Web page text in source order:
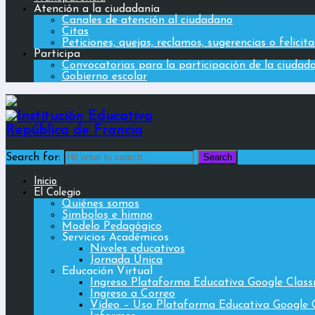
Atención a la ciudadanía
Canales de atención al ciudadano
Citas
Peticiones, quejas, reclamos, sugerencias o
Participa
Convocatorias para la participación de la
Gobierno escolar
Search for:
Inicio
El Colegio
Quiénes somos
Simbolos e himno
Modelo Pedagógico
Servicios Académicos
Niveles educativos
Jornada Única
Educación Virtual
Ingreso Plataforma Educativa Google
Ingreso a Correo
Vídeo – Uso Plataforma Educativa Google